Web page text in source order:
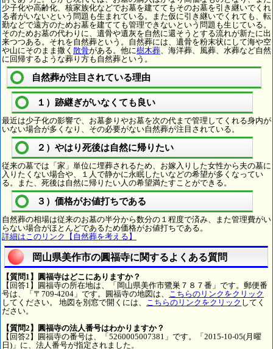
少子化や高齢化、核家族化などでお墓を建ててもそのお墓を引き継いでくれ
る者がいないという問題も生まれている。また仮に引き継いでくれても、転
勤などで遠方のためお墓を建てても管理できないという問題も生じている。
そのためお墓の代わりに、遺骨や遺灰を自然に還そうとする流れが新たに出
来つつある。それを自然葬という。自然葬には、遺骨を粉末状にして海や空
や山にそのまま撒く 散骨がある。他に樹木葬、海洋葬、風葬、水葬など自然
に回帰するような葬り方も自然葬という。
自然葬が注目されている理由
１）跡継ぎがいなくても良い
最近は少子化の影響で、お墓参りやお墓を次の代まで管理してくれる身内が
いない場合が多くなり、その必要がない自然葬が注目されている。
２）やはり死後は自然に帰りたい
従来の墓では「家」単位に埋葬されるため、お嫁入りした女性から夫の墓に
入りたくない場合や、１人で静かに永眠したいなどの希望が多くなってい
る。また、死後は自然に帰りたい人の希望満たすことができる。
３）価格がお値打ちである
自然葬の相場は従来のお墓の半分から数分の１程度で済み、また管理費がい
らない場合がほとんどであるため価格がお値打ちである。
詳細はこのリンク【自然葬を考える】
岡山県美作市の圓福寺に関するよくある質問
【質問1】圓福寺はどこにありますか？
【回答1】圓福寺の所在地は、「岡山県美作市鷺巣７８７番」です。郵便番
号は、「〒709-4204」です。圓福寺の地図は、 こちらのリンクをクリック
してください。 地図を別窓で開くには、 こちらのリンクをクリック してく
ださい。
【質問2】圓福寺の法人番号はわかりますか？
【回答2】圓福寺の番号は、「5260005007381」です。「2015-10-05(月曜
日)」に、法人番号が指定されました。